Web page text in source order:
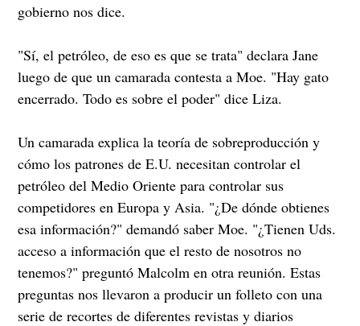
gobierno nos dice.
"Sí, el petróleo, de eso es que se trata" declara Jane
luego de que un camarada contesta a Moe. "Hay gato
encerrado. Todo es sobre el poder" dice Liza.
Un camarada explica la teoría de sobreproducción y
cómo los patrones de E.U. necesitan controlar el
petróleo del Medio Oriente para controlar sus
competidores en Europa y Asia. "¿De dónde obtienes
esa información?" demandó saber Moe. "¿Tienen Uds.
acceso a información que el resto de nosotros no
tenemos?" preguntó Malcolm en otra reunión. Estas
preguntas nos llevaron a producir un folleto con una
serie de recortes de diferentes revistas y diarios